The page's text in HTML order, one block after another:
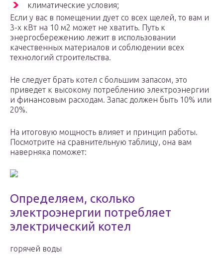
климатические условия;
Если у вас в помещении дует со всех щелей, то вам и
3-х кВт на 10 м2 может не хватить. Путь к
энергосбережению лежит в использовании
качественных материалов и соблюдении всех
технологий строительства.
Не следует брать котел с большим запасом, это
приведет к высокому потреблению электроэнергии
и финансовым расходам. Запас должен быть 10% или
20%.
На итоговую мощность влияет и принцип работы.
Посмотрите на сравнительную таблицу, она вам
наверняка поможет:
Определяем, сколько
электроэнергии потребляет
электрический котел
горячей воды